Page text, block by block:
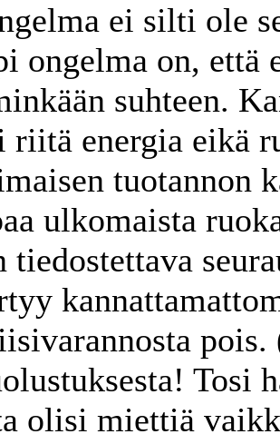
ei silti ole
ongelma on, että
suhteen.
riitä energia eikä
tuotannon
ulkomaista
tiedostettava
Tosi
olisi miettiä